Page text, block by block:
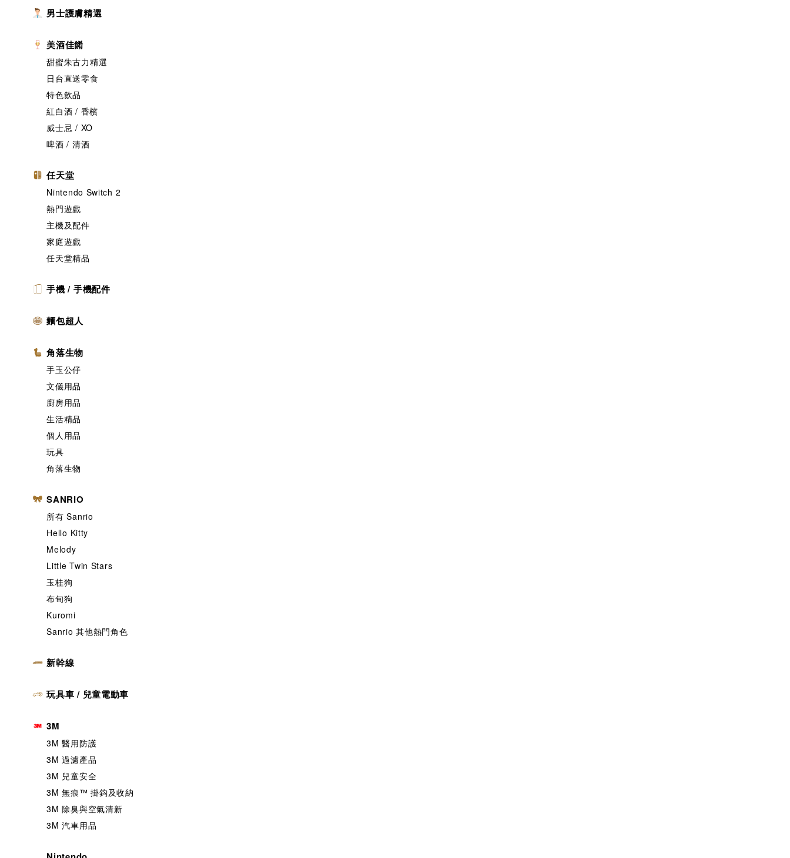
男士護膚精選
美酒佳餚
甜蜜朱古力精選
日台直送零食
特色飲品
紅白酒 / 香檳
威士忌 / XO
啤酒 / 清酒
任天堂
Nintendo Switch 2
熱門遊戲
主機及配件
家庭遊戲
任天堂精品
手機 / 手機配件
麵包超人
角落生物
手玉公仔
文儀用品
廚房用品
生活精品
個人用品
玩具
角落生物
SANRIO
所有 Sanrio
Hello Kitty
Melody
Little Twin Stars
玉桂狗
布甸狗
Kuromi
Sanrio 其他熱門角色
新幹線
玩具車 / 兒童電動車
3M
3M 醫用防護
3M 過濾產品
3M 兒童安全
3M 無痕™️ 掛鈎及收納
3M 除臭與空氣清新
3M 汽車用品